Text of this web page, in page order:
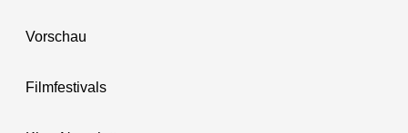
Vorschau
Filmfestivals